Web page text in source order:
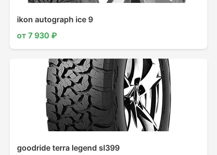
ikon autograph ice 9
от 7 930 ₽
goodride terra legend sl399